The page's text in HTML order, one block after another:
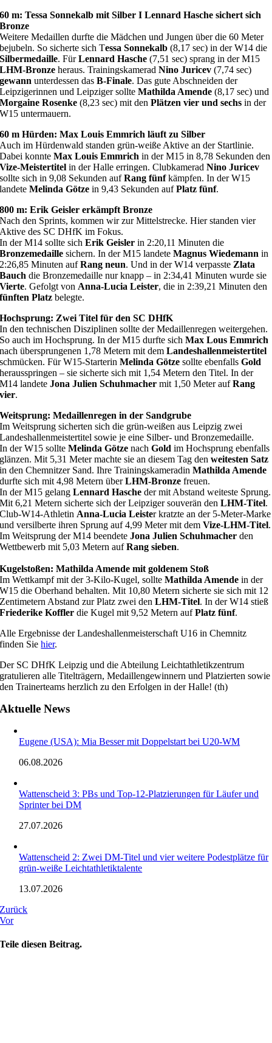
60 m: Tessa Sonnekalb mit Silber I Lennard Hasche sichert sich
Bronze
Weitere Medaillen durfte die Mädchen und Jungen über die 60 Meter
bejubeln. So sicherte sich Tessa Sonnekalb (8,17 sec) in der W14 die
Silbermedaille. FürLennard Hasche (7,51 sec) sprang in der M15
LHM-Bronze heraus. TrainingskameradNino Juricev (7,74 sec)
gewann unterdessen dasB-Finale. Das gute Abschneiden der
Leipzigerinnen und Leipziger sollteMathilda Amende (8,17 sec) und
Morgaine Rosenke (8,23 sec) mit denPlätzen vier und sechs in der
W15 untermauern.
60 m Hürden: Max Louis Emmrich läuft zu Silber
Auch im Hürdenwald standen grün-weiße Aktive an der Startlinie.
Dabei konnteMax Louis Emmrich in der M15 in 8,78 Sekunden den
Vize-Meistertitel in der Halle erringen. ClubkameradNino Juricev
sollte sich in 9,08 Sekunden aufRang fünfkämpfen. In der W15
landeteMelinda Götze in 9,43 Sekunden aufPlatz fünf.
800 m: Erik Geisler erkämpft Bronze
Nach den Sprints, kommen wir zur Mittelstrecke. Hier standen vier
Aktive des SC DHfK im Fokus.
In der M14 sollte sichErik Geisler in 2:20,11 Minuten die
Bronzemedaille sichern. In der M15 landeteMagnus Wiedemann in
2:26,85 Minuten aufRang neun. Und in der W14 verpasste Zlata
Bauch die Bronzemedaille nur knapp – in 2:34,41 Minuten wurde sie
Vierte. Gefolgt von Anna-Lucia Leister, die in 2:39,21 Minuten den
fünften Platz belegte.
Hochsprung: Zwei Titel für den SC DHfK
In den technischen Disziplinen sollte der Medaillenregen weitergehen.
So auch im Hochsprung. In der M15 durfte sichMax Lous Emmrich
nach übersprungenen 1,78 Metern mit demLandeshallenmeistertitel
schmücken. Für W15-StarterinMelinda Götze sollte ebenfallsGold
herausspringen – sie sicherte sich mit 1,54 Metern den Titel. In der
M14 landeteJona Julien Schuhmacher mit 1,50 Meter aufRang
vier.
Weitsprung: Medaillenregen in der Sandgrube
Im Weitsprung sicherten sich die grün-weißen aus Leipzig zwei
Landeshallenmeistertitel sowie je eine Silber- und Bronzemedaille.
In der W15 sollteMelinda Götze nachGold im Hochsprung ebenfalls
glänzen. Mit 5,31 Meter machte sie an diesem Tag denweitesten Satz
in den Chemnitzer Sand. Ihre TrainingskameradinMathilda Amende
durfte sich mit 4,98 Metern überLHM-Bronze freuen.
In der M15 gelangLennard Hasche der mit Abstand weiteste Sprung.
Mit 6,21 Metern sicherte sich der Leipziger souverän denLHM-Titel.
Club-W14-Athletin Anna-Lucia Leister kratzte an der 5-Meter-Marke
und versilberte ihren Sprung auf 4,99 Meter mit demVize-LHM-Titel.
Im Weitsprung der M14 beendeteJona Julien Schuhmacher den
Wettbewerb mit 5,03 Metern aufRang sieben.
Kugelstoßen: Mathilda Amende mit goldenem Stoß
Im Wettkampf mit der 3-Kilo-Kugel, sollteMathilda Amende in der
W15 die Oberhand behalten. Mit 10,80 Metern sicherte sie sich mit 12
Zentimetern Abstand zur Platz zwei denLHM-Titel. In der W14 stieß
Friederike Koffler die Kugel mit 9,52 Metern aufPlatz fünf.
Alle Ergebnisse der Landeshallenmeisterschaft U16 in Chemnitz
finden Siehier.
Der SC DHfK Leipzig und die Abteilung Leichtathletikzentrum
gratulieren alle Titelträgern, Medaillengewinnern und Platzierten sowie
den Trainerteams herzlich zu den Erfolgen in der Halle! (th)
Aktuelle News
Eugene (USA): Mia Besser mit Doppelstart bei U20-WM
06.08.2026
Wattenscheid 3: PBs und Top-12-Platzierungen für Läufer und
Sprinter bei DM
27.07.2026
Wattenscheid 2: Zwei DM-Titel und vier weitere Podestplätze für
grün-weiße Leichtathletiktalente
13.07.2026
Zurück
Vor
Teile diesen Beitrag.